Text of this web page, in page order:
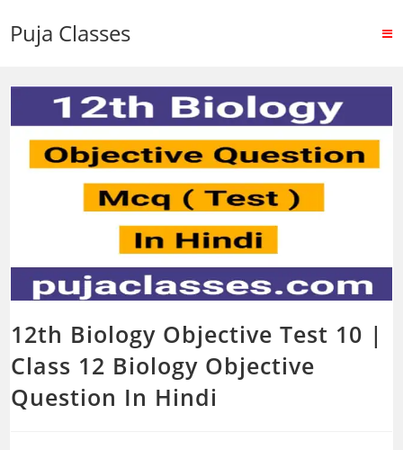
Puja Classes
12th Biology Objective Test 10 |
Class 12 Biology Objective
Question In Hindi